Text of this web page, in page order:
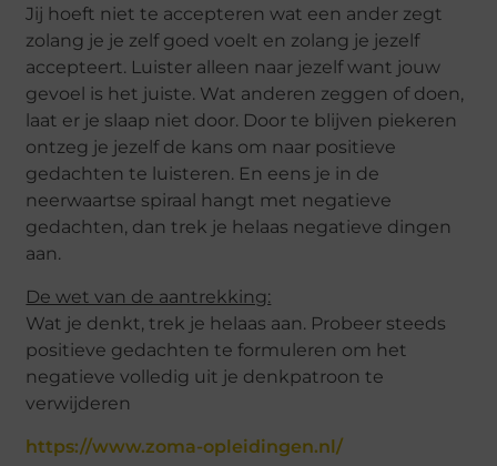
Jij hoeft niet te accepteren wat een ander zegt
zolang je je zelf goed voelt en zolang je jezelf
accepteert. Luister alleen naar jezelf want jouw
gevoel is het juiste. Wat anderen zeggen of doen,
laat er je slaap niet door. Door te blijven piekeren
ontzeg je jezelf de kans om naar positieve
gedachten te luisteren. En eens je in de
neerwaartse spiraal hangt met negatieve
gedachten, dan trek je helaas negatieve dingen
aan.
De wet van de aantrekking:
Wat je denkt, trek je helaas aan. Probeer steeds
positieve gedachten te formuleren om het
negatieve volledig uit je denkpatroon te
verwijderen
https://www.zoma-opleidingen.nl/